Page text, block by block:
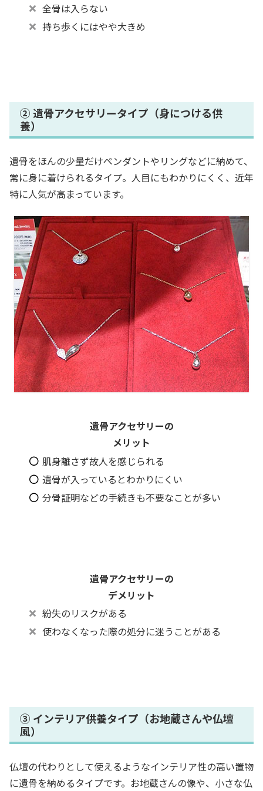
全骨は入らない
持ち歩くにはやや大きめ
② 遺骨アクセサリータイプ（身につける供
養）
遺骨をほんの少量だけペンダントやリングなどに納めて、
常に身に着けられるタイプ。人目にもわかりにくく、近年
特に人気が高まっています。
遺骨アクセサリーの
メリット
肌身離さず故人を感じられる
遺骨が入っているとわかりにくい
分骨証明などの手続きも不要なことが多い
遺骨アクセサリーの
デメリット
紛失のリスクがある
使わなくなった際の処分に迷うことがある
③ インテリア供養タイプ（お地蔵さんや仏壇
風）
仏壇の代わりとして使えるようなインテリア性の高い置物
に遺骨を納めるタイプです。お地蔵さんの像や、小さな仏